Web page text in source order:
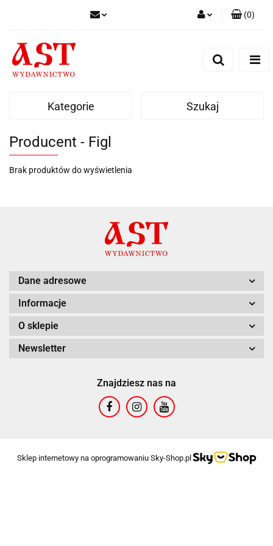
(0)
Kategorie Szukaj
Producent - Figl
Brak produktów do wyświetlenia
Dane adresowe
Informacje
O sklepie
Newsletter
Znajdziesz nas na
Sklep internetowy na oprogramowaniu Sky-Shop.pl